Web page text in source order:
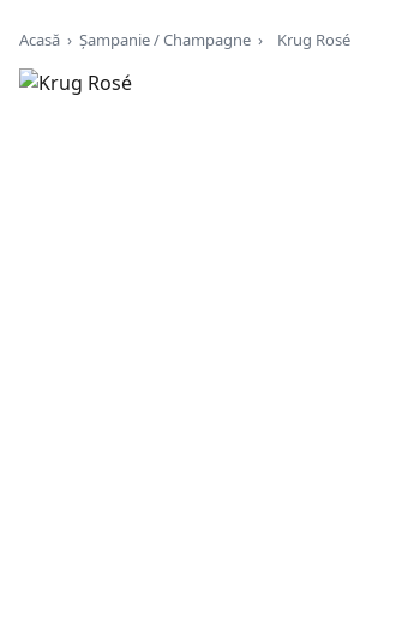
Acasă › Șampanie / Champagne › Krug Rosé